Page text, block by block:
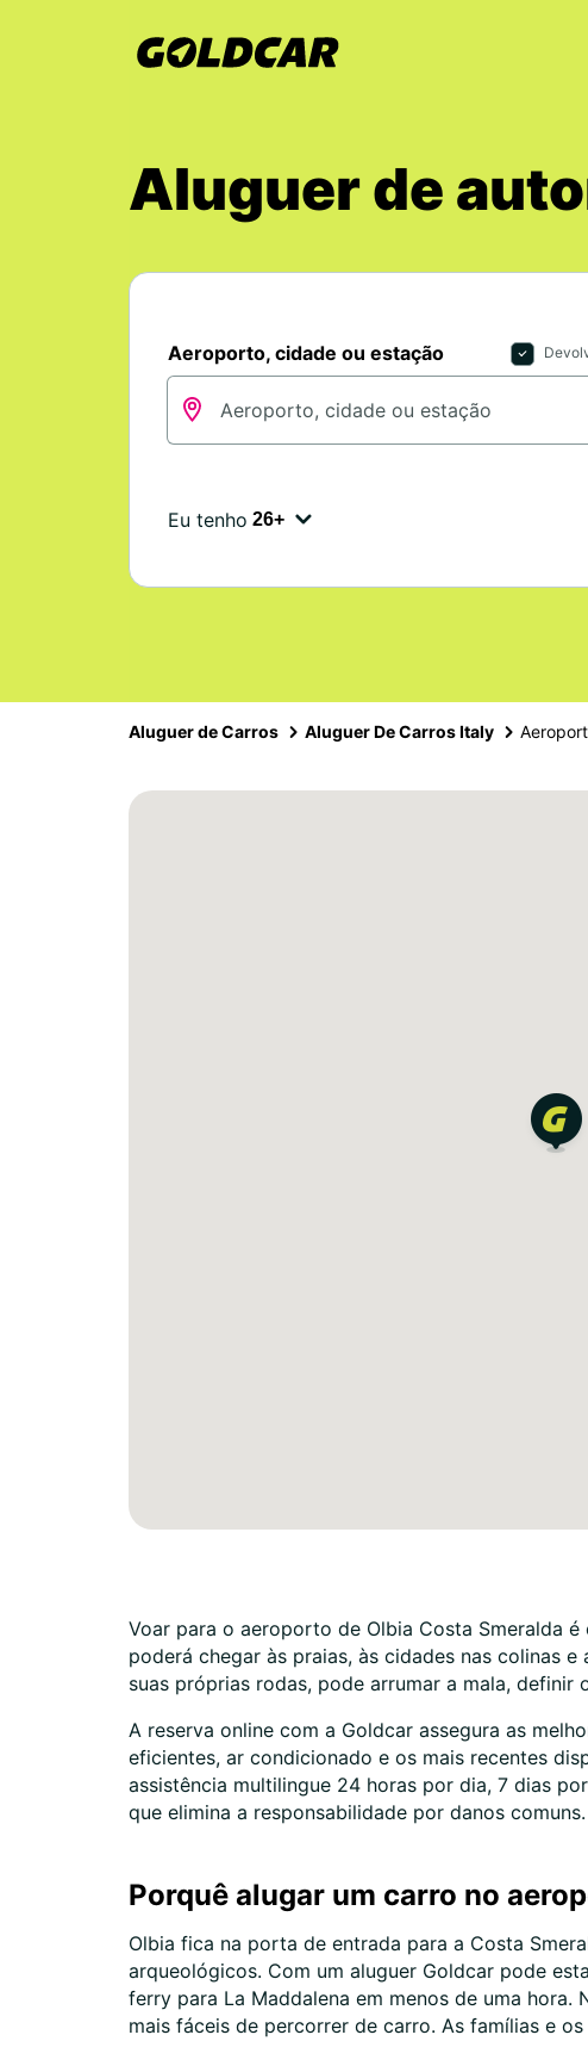
Aluguer de
Aeroporto, cidade ou estação
Eu tenho
Aluguer de Carros Aluguer De Carros Italy
Voar para o aeroporto de Olbia Costa Smeralda
poderá chegar às praias, às cidades nas colinas
suas próprias rodas, pode arrumar a mala,
A reserva online com a Goldcar assegura as
eficientes, ar condicionado e os mais recentes
assistência multilingue 24 horas por dia, 7 dias
que elimina a responsabilidade por danos comuns.
Porquê alugar um carro no
Olbia fica na porta de entrada para a Costa
arqueológicos. Com um aluguer Goldcar pode
ferry para La Maddalena em menos de uma
mais fáceis de percorrer de carro. As famílias e